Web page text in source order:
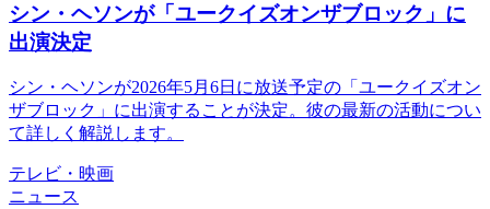
シン・ヘソンが「ユークイズオンザブロック」に
出演決定
シン・ヘソンが2026年5月6日に放送予定の「ユークイズオン
ザブロック」に出演することが決定。彼の最新の活動につい
て詳しく解説します。
テレビ・映画
ニュース